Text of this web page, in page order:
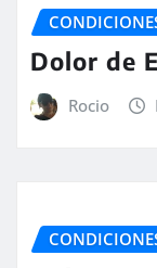
Dolor de
Rocio